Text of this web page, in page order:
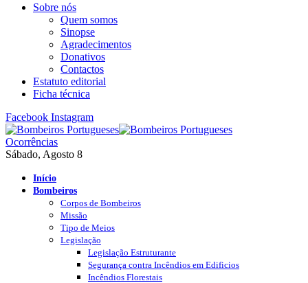
Sobre nós
Quem somos
Sinopse
Agradecimentos
Donativos
Contactos
Estatuto editorial
Ficha técnica
Facebook Instagram
Ocorrências
Sábado, Agosto 8
Início
Bombeiros
Corpos de Bombeiros
Missão
Tipo de Meios
Legislação
Legislação Estruturante
Segurança contra Incêndios em Edificios
Incêndios Florestais